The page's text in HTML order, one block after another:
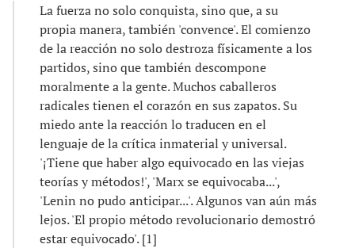
La fuerza no solo conquista, sino que, a su
propia manera, también 'convence'. El comienzo
de la reacción no solo destroza físicamente a los
partidos, sino que también descompone
moralmente a la gente. Muchos caballeros
radicales tienen el corazón en sus zapatos. Su
miedo ante la reacción lo traducen en el
lenguaje de la crítica inmaterial y universal.
'¡Tiene que haber algo equivocado en las viejas
teorías y métodos!', 'Marx se equivocaba...',
'Lenin no pudo anticipar...'. Algunos van aún más
lejos. 'El propio método revolucionario demostró
estar equivocado'. [1]